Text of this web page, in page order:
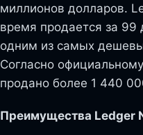
миллионов долларов.
время продается за 99
одним из самых
Согласно
продано более 1 440
Преимущества Ledger